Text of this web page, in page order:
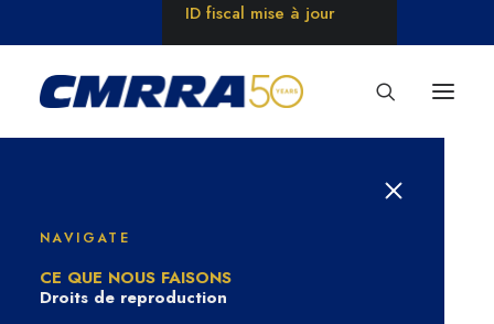
ID fiscal mise à jour
NAVIGATE
CE QUE NOUS FAISONS
Droits de reproduction
CMRRA Direct : votre
portail tout-en-un